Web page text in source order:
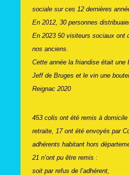
sociale sur ces 12 dernières
En 2012, 30 personnes
En 2023 50 visiteurs sociaux ont
nos anciens.
Cette année la friandise était une
Jeff de Bruges et le vin une
Reignac 2020
453 colis ont été remis à
retraite, 17 ont été envoyés par
adhérents habitant hors
21 n’ont pu être remis :
soit par refus de l’adhérent,